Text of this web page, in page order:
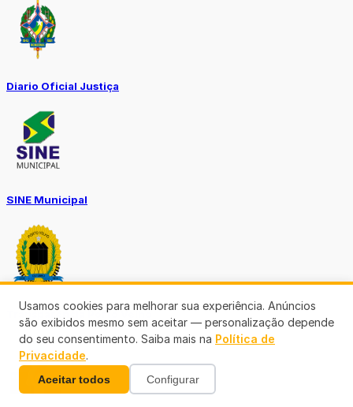
Diario Oficial Justiça
SINE Municipal
Transparência Porto Velho
Usamos cookies para melhorar sua experiência. Anúncios
são exibidos mesmo sem aceitar — personalização depende
do seu consentimento. Saiba mais na Política de
Privacidade.
Aceitar todos Configurar